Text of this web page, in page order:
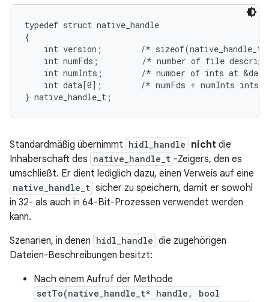
typedef struct native_handle
{
int version;        /*
int numFds;         /* number of file
int numInts;        /* number of ints at
int data[0];        /* numFds + numInts ints
Standardmäßig übernimmt hidl_handle nicht die
Inhaberschaft des native_handle_t -Zeigers, den es
umschließt. Er dient lediglich dazu, einen Verweis auf eine
native_handle_t sicher zu speichern, damit er sowohl
in 32- als auch in 64-Bit-Prozessen verwendet werden
kann.
Szenarien, in denen hidl_handle die zugehörigen
Dateien-Beschreibungen besitzt:
Nach einem Aufruf der Methode
setTo(native_handle_t* handle, bool